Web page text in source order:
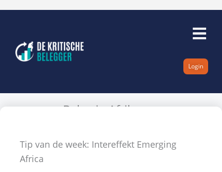
inhoud
Login
Beleg in Afrika
Tip van de week: Intereffekt Emerging
Africa